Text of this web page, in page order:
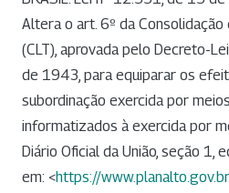
Altera o art. 6º da Consolidação
(CLT), aprovada pelo Decreto-
de 1943, para equiparar os
subordinação exercida por
informatizados à exercida por
Diário Oficial da União, seção 1,
em: <https://